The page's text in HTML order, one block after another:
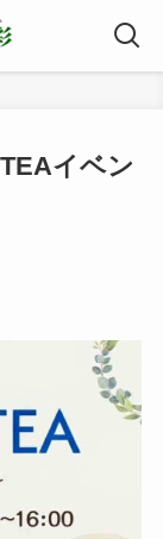
イベン